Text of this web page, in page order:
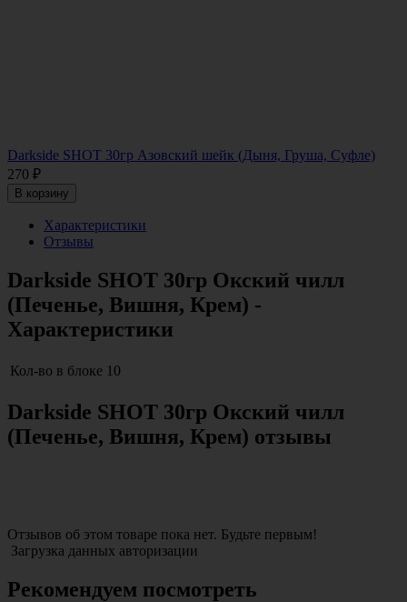
Darkside SHOT 30гр Азовский шейк (Дыня, Груша, Суфле)
270 ₽
В корзину
Характеристики
Отзывы
Darkside SHOT 30гр Окский чилл
(Печенье, Вишня, Крем) -
Характеристики
Кол-во в блоке 10
Darkside SHOT 30гр Окский чилл
(Печенье, Вишня, Крем) отзывы
Отзывов об этом товаре пока нет. Будьте первым!
Загрузка данных авторизации
Рекомендуем посмотреть